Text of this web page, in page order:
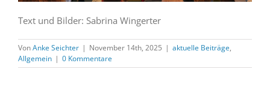
Text und Bilder: Sabrina Wingerter
VonAnke Seichter | November 14th, 2025 | aktuelle Beiträge,
Allgemein | 0 Kommentare